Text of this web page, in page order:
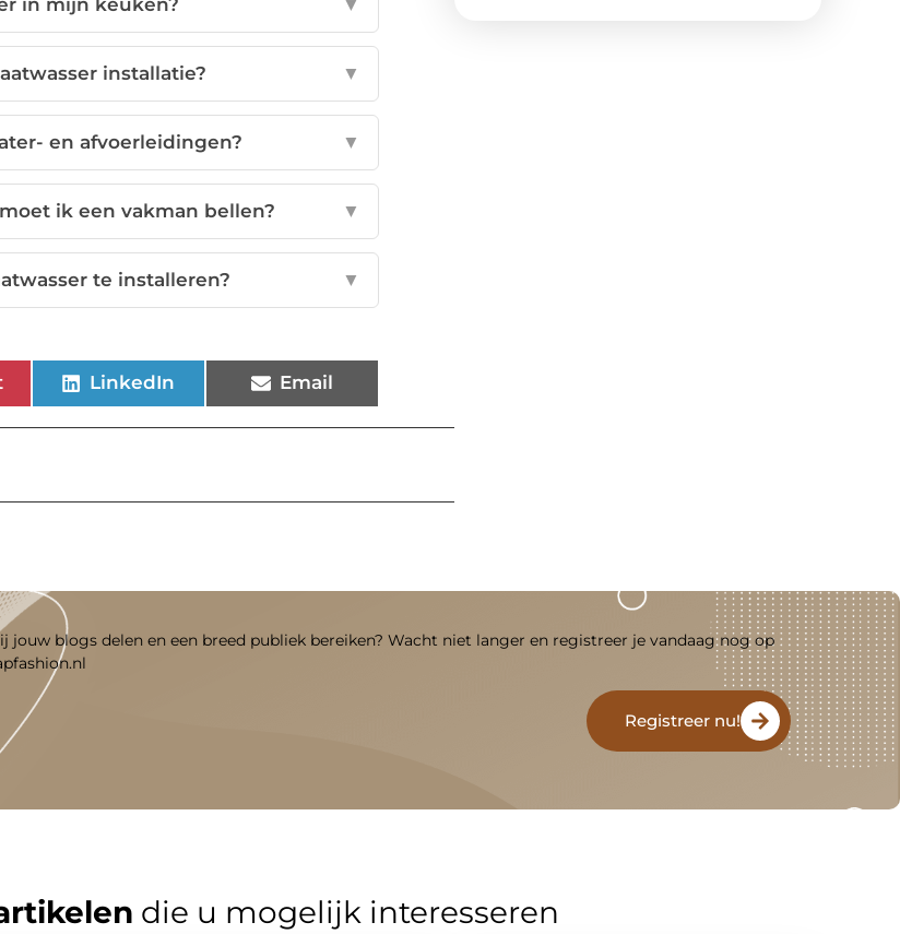
installatie? ▼
en afvoerleidingen? ▼
ik een vakman bellen? ▼
te installeren? ▼
LinkedIn Email
jouw blogs delen en een breed publiek bereiken? Wacht niet langer en registreer je vandaag nog op
Registreer nu!
die u mogelijk interesseren